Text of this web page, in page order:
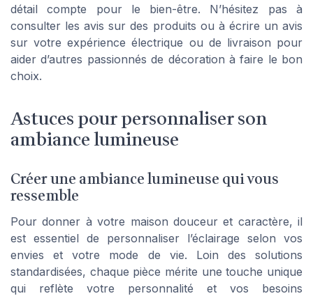
détail compte pour le bien-être. N’hésitez pas à
consulter les avis sur des produits ou à écrire un avis
sur votre expérience électrique ou de livraison pour
aider d’autres passionnés de décoration à faire le bon
choix.
Astuces pour personnaliser son
ambiance lumineuse
Créer une ambiance lumineuse qui vous
ressemble
Pour donner à votre maison douceur et caractère, il
est essentiel de personnaliser l’éclairage selon vos
envies et votre mode de vie. Loin des solutions
standardisées, chaque pièce mérite une touche unique
qui reflète votre personnalité et vos besoins